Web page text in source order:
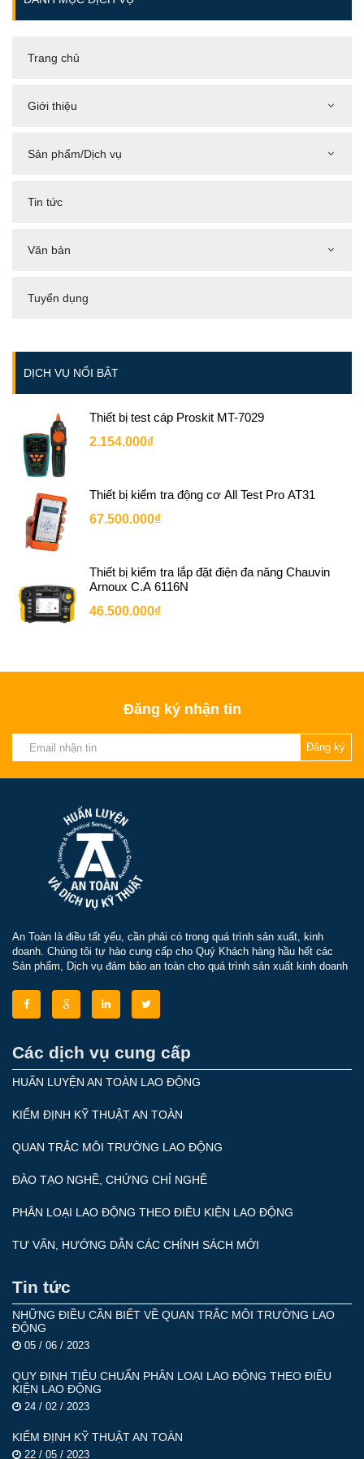
Trang chủ
Giới thiệu
Sản phẩm/Dịch vụ
Tin tức
Văn bản
Tuyển dụng
DỊCH VỤ NỔI BẬT
Thiết bị test cáp Proskit MT-7029
2.154.000₫
Thiết bị kiểm tra động cơ All Test Pro AT31
67.500.000₫
Thiết bị kiểm tra lắp đặt điện đa năng Chauvin
Arnoux C.A 6116N
46.500.000₫
Đăng ký nhận tin
Đăng ký
An Toàn là điều tất yếu, cần phải có trong quá trình sản xuất, kinh
doanh. Chúng tôi tự hào cung cấp cho Quý Khách hàng hầu hết các
Sản phẩm, Dịch vụ đảm bảo an toàn cho quá trình sản xuất kinh doanh
Các dịch vụ cung cấp
HUẤN LUYỆN AN TOÀN LAO ĐỘNG
KIỂM ĐỊNH KỸ THUẬT AN TOÀN
QUAN TRẮC MÔI TRƯỜNG LAO ĐỘNG
ĐÀO TẠO NGHỀ, CHỨNG CHỈ NGHỀ
PHÂN LOẠI LAO ĐỘNG THEO ĐIỀU KIỆN LAO ĐỘNG
TƯ VẤN, HƯỚNG DẪN CÁC CHÍNH SÁCH MỚI
Tin tức
NHỮNG ĐIỀU CẦN BIẾT VỀ QUAN TRẮC MÔI TRƯỜNG LAO
ĐỘNG
05 / 06 / 2023
QUY ĐỊNH TIÊU CHUẨN PHÂN LOẠI LAO ĐỘNG THEO ĐIỀU
KIỆN LAO ĐỘNG
24 / 02 / 2023
KIỂM ĐỊNH KỸ THUẬT AN TOÀN
22 / 05 / 2023